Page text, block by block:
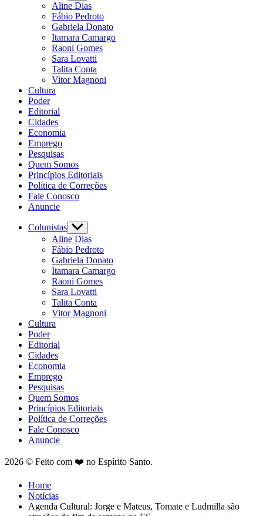
Aline Dias
Fábio Pedroto
Gabriela Donato
Itamara Camargo
Raoni Gomes
Sara Lovatti
Talita Conta
Vitor Magnoni
Cultura
Poder
Editorial
Cidades
Economia
Emprego
Pesquisas
Quem Somos
Princípios Editoriais
Política de Correções
Fale Conosco
Anuncie
Colunistas
Aline Dias
Fábio Pedroto
Gabriela Donato
Itamara Camargo
Raoni Gomes
Sara Lovatti
Talita Conta
Vitor Magnoni
Cultura
Poder
Editorial
Cidades
Economia
Emprego
Pesquisas
Quem Somos
Princípios Editoriais
Política de Correções
Fale Conosco
Anuncie
2026 © Feito com ❤️ no Espírito Santo.
Home
Notícias
Agenda Cultural: Jorge e Mateus, Tomate e Ludmilla são